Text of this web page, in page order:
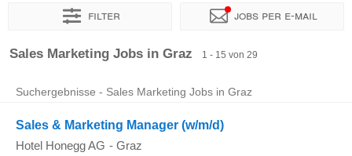
Filter Jobs per e-mail
Sortieren nach Genauer Standort Unternehmen
Sales Marketing Jobs in Graz 1 - 15 von 29
Suchergebnisse - Sales Marketing Jobs in Graz
Sales & Marketing Manager (w/m/d)
Hotel Honegg AG - Graz